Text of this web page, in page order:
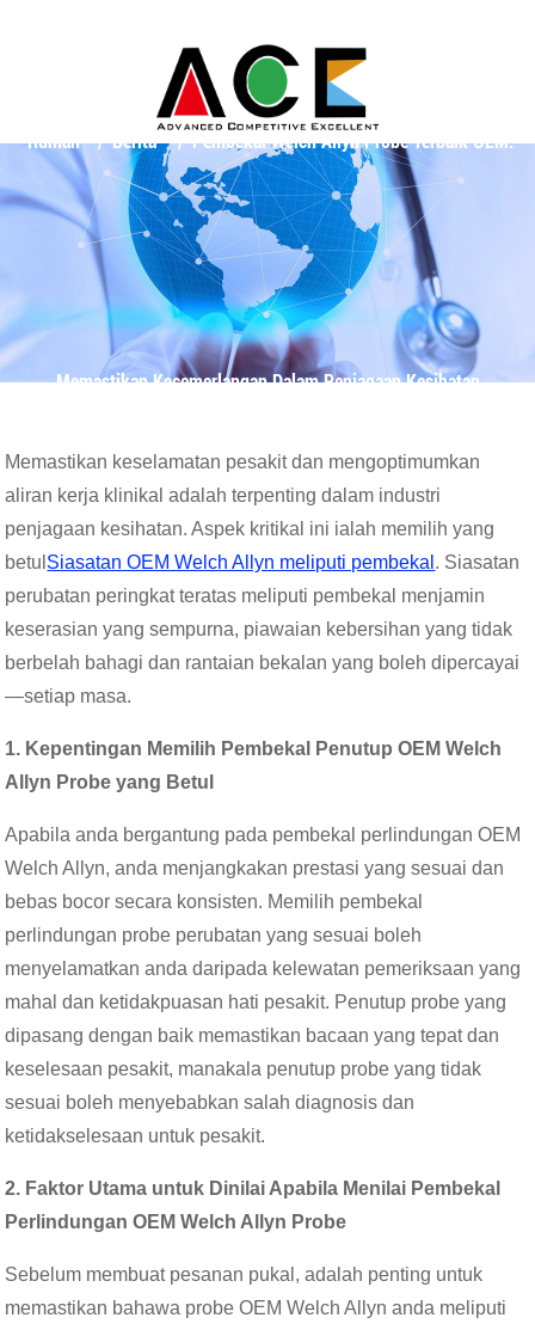
Rumah Berita Pembekal Welch Allyn Probe Terbaik OEM:
Memastikan Kecemerlangan Dalam Penjagaan Kesihatan
Memastikan keselamatan pesakit dan mengoptimumkan
aliran kerja klinikal adalah terpenting dalam industri
penjagaan kesihatan. Aspek kritikal ini ialah memilih yang
betul Siasatan OEM Welch Allyn meliputi pembekal . Siasatan
perubatan peringkat teratas meliputi pembekal menjamin
keserasian yang sempurna, piawaian kebersihan yang tidak
berbelah bahagi dan rantaian bekalan yang boleh dipercayai
—setiap masa.
1. Kepentingan Memilih Pembekal Penutup OEM Welch
Allyn Probe yang Betul
Apabila anda bergantung pada pembekal perlindungan OEM
Welch Allyn, anda menjangkakan prestasi yang sesuai dan
bebas bocor secara konsisten. Memilih pembekal
perlindungan probe perubatan yang sesuai boleh
menyelamatkan anda daripada kelewatan pemeriksaan yang
mahal dan ketidakpuasan hati pesakit. Penutup probe yang
dipasang dengan baik memastikan bacaan yang tepat dan
keselesaan pesakit, manakala penutup probe yang tidak
sesuai boleh menyebabkan salah diagnosis dan
ketidakselesaan untuk pesakit.
2. Faktor Utama untuk Dinilai Apabila Menilai Pembekal
Perlindungan OEM Welch Allyn Probe
Sebelum membuat pesanan pukal, adalah penting untuk
memastikan bahawa probe OEM Welch Allyn anda meliputi